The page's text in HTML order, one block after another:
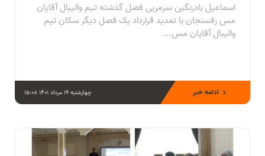
اسماعیل بادرنگین سرمربی فصل گذشته تیم والیبال آقایان
مس رفسنجان با تمدید قرارداد یک فصل دیگر سکان تیم
والیبال آقایان مس...
چهارشنبه 19 مرداد 1401 15:08 ادامه خبر